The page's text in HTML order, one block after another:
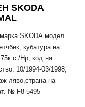
SKODA
SKODA модел
кубатура на
Hp, код на
10/1994-03/1998,
ляво,страна на
№ F8-5495